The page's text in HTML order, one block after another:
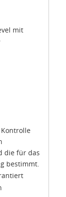
mit
die für das
bestimmt.